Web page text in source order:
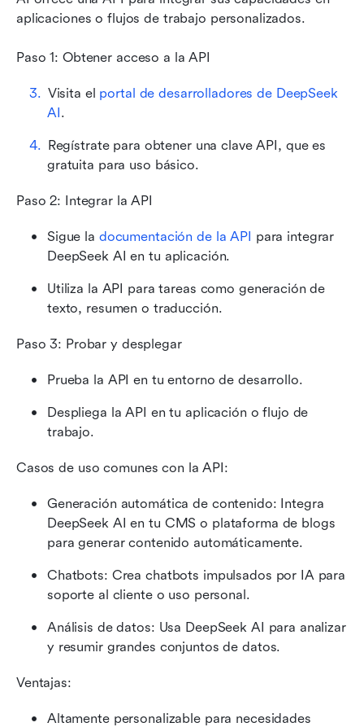
aplicaciones o flujos de trabajo personalizados.
Paso 1: Obtener acceso a la API
Visita el portal de desarrolladores de DeepSeek
AI.
Regístrate para obtener una clave API, que es
gratuita para uso básico.
Paso 2: Integrar la API
Sigue la documentación de la API para integrar
DeepSeek AI en tu aplicación.
Utiliza la API para tareas como generación de
texto, resumen o traducción.
Paso 3: Probar y desplegar
Prueba la API en tu entorno de desarrollo.
Despliega la API en tu aplicación o flujo de
trabajo.
Casos de uso comunes con la API:
Generación automática de contenido: Integra
DeepSeek AI en tu CMS o plataforma de blogs
para generar contenido automáticamente.
Chatbots: Crea chatbots impulsados por IA para
soporte al cliente o uso personal.
Análisis de datos: Usa DeepSeek AI para analizar
y resumir grandes conjuntos de datos.
Ventajas:
Altamente personalizable para necesidades